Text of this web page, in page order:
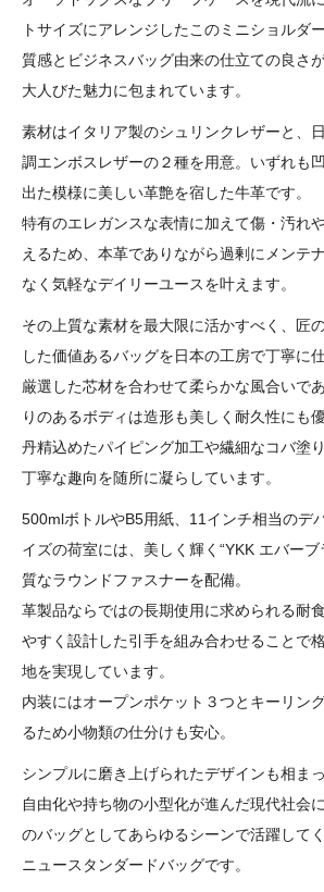
トサイズにアレンジしたこのミニショルダ
質感とビジネスバッグ由来の仕立ての良さ
大人びた魅力に包まれています。
素材はイタリア製のシュリンクレザーと、
調エンボスレザーの２種を用意。いずれも
出た模様に美しい革艶を宿した牛革です。
特有のエレガンスな表情に加えて傷・汚れ
えるため、本革でありながら過剰にメンテ
なく気軽なデイリーユースを叶えます。
その上質な素材を最大限に活かすべく、匠
した価値あるバッグを日本の工房で丁寧に
厳選した芯材を合わせて柔らかな風合いで
りのあるボディは造形も美しく耐久性にも
丹精込めたパイピング加工や繊細なコバ塗
丁寧な趣向を随所に凝らしています。
500mlボトルやB5用紙、11インチ相当のデ
イズの荷室には、美しく輝く“YKK エバー
質なラウンドファスナーを配備。
革製品ならではの長期使用に求められる耐
やすく設計した引手を組み合わせることで
地を実現しています。
内装にはオープンポケット３つとキーリン
るため小物類の仕分けも安心。
シンプルに磨き上げられたデザインも相ま
自由化や持ち物の小型化が進んだ現代社会
のバッグとしてあらゆるシーンで活躍して
ニュースタンダードバッグです。